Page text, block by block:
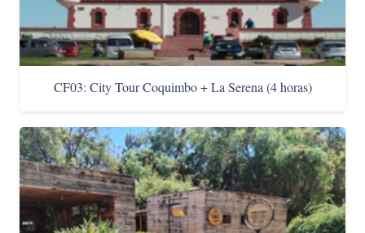
CF03: City Tour Coquimbo + La Serena (4 horas)